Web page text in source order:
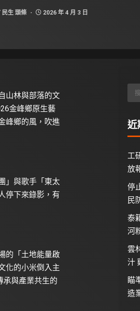
民生 頭條 2026 年 4 月 3 日
山林與部落的文
金峰鄉原生藝
峰鄉的風，吹進
」與歌手「東太
停下來錄影，有
的「土地能量啟
化的小米倒入主
承與產業共生的
近
工
放
停
民
泰
河
雲
汁
瞄
造